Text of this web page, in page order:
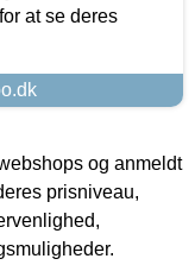
at se deres
og anmeldt
prisniveau,